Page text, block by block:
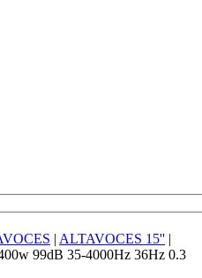
| ALTAVOCES 15'' |
99dB 35-4000Hz 36Hz 0.3